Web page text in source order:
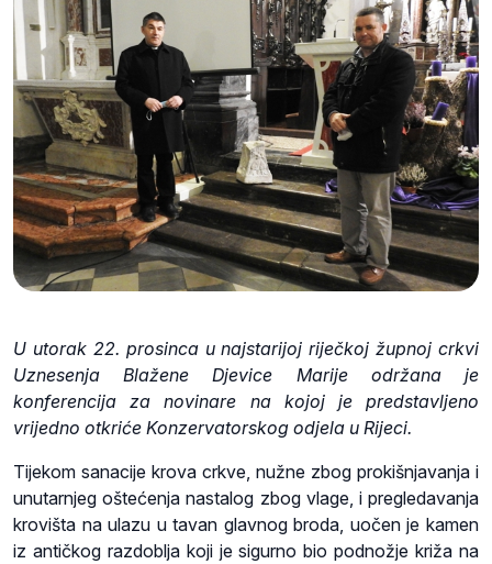
U utorak 22. prosinca u najstarijoj riječkoj župnoj crkvi
Uznesenja Blažene Djevice Marije održana je
konferencija za novinare na kojoj je predstavljeno
vrijedno otkriće Konzervatorskog odjela u Rijeci.
Tijekom sanacije krova crkve, nužne zbog prokišnjavanja i
unutarnjeg oštećenja nastalog zbog vlage, i pregledavanja
krovišta na ulazu u tavan glavnog broda, uočen je kamen
iz antičkog razdoblja koji je sigurno bio podnožje križa na